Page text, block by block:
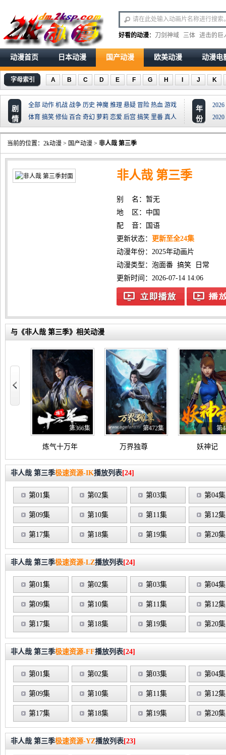
好看的动漫： 刀剑神域 三体 进击的巨
动漫首页 日本动漫 国产动漫 欧美动漫 动漫电
字母索引 A B C D E F G H J K
剧
情
全部 动作 机战 战争 历史 神魔 推理 悬疑 冒险 热血 游戏
体育 搞笑 修仙 百合 奇幻 萝莉 恋爱 后宫 搞笑 里番 真人
年
份
2026
2020
当前的位置： 2k动漫 > 国产动漫 > 非人哉 第三季
非人哉 第三季
别 名：暂无
地 区：中国
配 音：国语
更新状态：
更新至全24集
动漫年份： 2025年动画片
动漫类型： 泡面番 搞笑
日常
更新时间：2026-07-14 14:06
与《非人哉 第三季》相关动漫
爽得我不想当辅助了！ 动态漫画
炼气十万年
第366集
万界独尊
第472集
妖神记
第
非人哉 第三季极速资源-IK播放列表[24]
第01集 第02集 第03集 第04集
第09集 第10集 第11集 第12集
第17集 第18集 第19集 第20集
非人哉 第三季极速资源-LZ播放列表[24]
第01集 第02集 第03集 第04集
第09集 第10集 第11集 第12集
第17集 第18集 第19集 第20集
非人哉 第三季极速资源-FF播放列表[24]
第01集 第02集 第03集 第04集
第09集 第10集 第11集 第12集
第17集 第18集 第19集 第20集
非人哉 第三季极速资源-YZ播放列表[23]